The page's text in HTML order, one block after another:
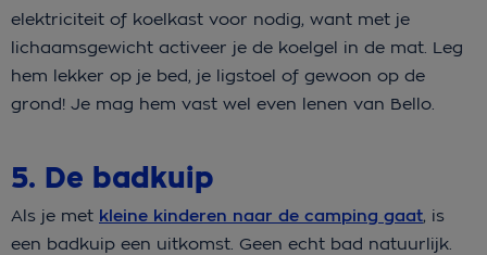
elektriciteit of koelkast voor nodig, want met je
lichaamsgewicht activeer je de koelgel in de mat. Leg
hem lekker op je bed, je ligstoel of gewoon op de
grond! Je mag hem vast wel even lenen van Bello.
5. De badkuip
Als je met kleine kinderen naar de camping gaat, is
een badkuip een uitkomst. Geen echt bad natuurlijk.